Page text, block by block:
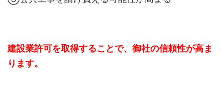
建設業許可を取得することで、御社の信頼性が高ま
ります。